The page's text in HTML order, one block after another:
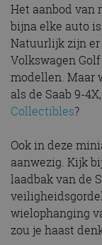
Het aanbod van
bijna elke auto
Natuurlijk zijn er
Volkswagen
modellen. Maar
als de Saab 9-
Collectibles?
Ook in deze
aanwezig. Kijk
laadbak van de
wielophanging
zou je haast